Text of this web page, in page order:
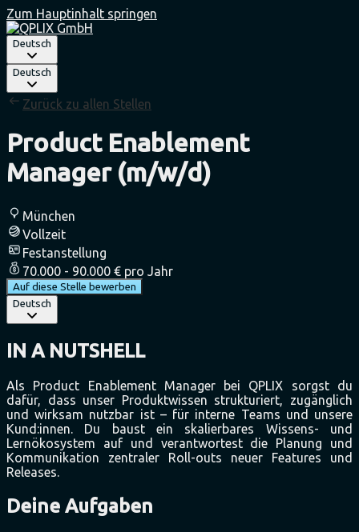
Zum Hauptinhalt springen
Deutsch
Deutsch
Zurück zu allen Stellen
Product Enablement
Manager (m/w/d)
München
Vollzeit
Festanstellung
70.000 - 90.000 € pro Jahr
Auf diese Stelle bewerben
Deutsch
IN A NUTSHELL
Als Product Enablement Manager bei QPLIX sorgst du
dafür, dass unser Produktwissen strukturiert, zugänglich
und wirksam nutzbar ist – für interne Teams und unsere
Kund:innen. Du baust ein skalierbares Wissens- und
Lernökosystem auf und verantwortest die Planung und
Kommunikation zentraler Roll-outs neuer Features und
Releases.
Deine Aufgaben